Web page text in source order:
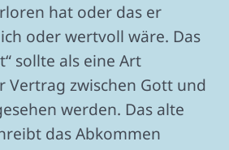
hat oder das er
oder wertvoll wäre. Das
sollte als eine Art
Vertrag zwischen Gott und
werden. Das alte
das Abkommen